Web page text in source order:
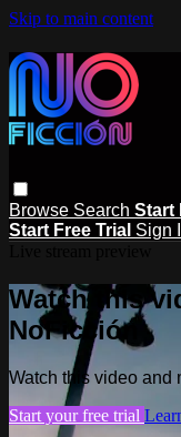
Skip to main content
Browse Search Start
Start Free Trial Sign
Watch this
NoFicción
Watch this video and
Start your free trial